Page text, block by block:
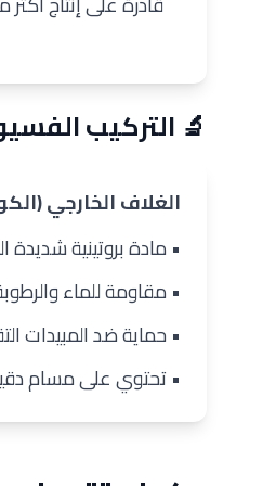
🔬 التركيب
الغلاف الخارجي
• مادة بروتينية شديدة
• مقاومة للماء
• حماية ضد المبيدات
• تحتوي على مسام